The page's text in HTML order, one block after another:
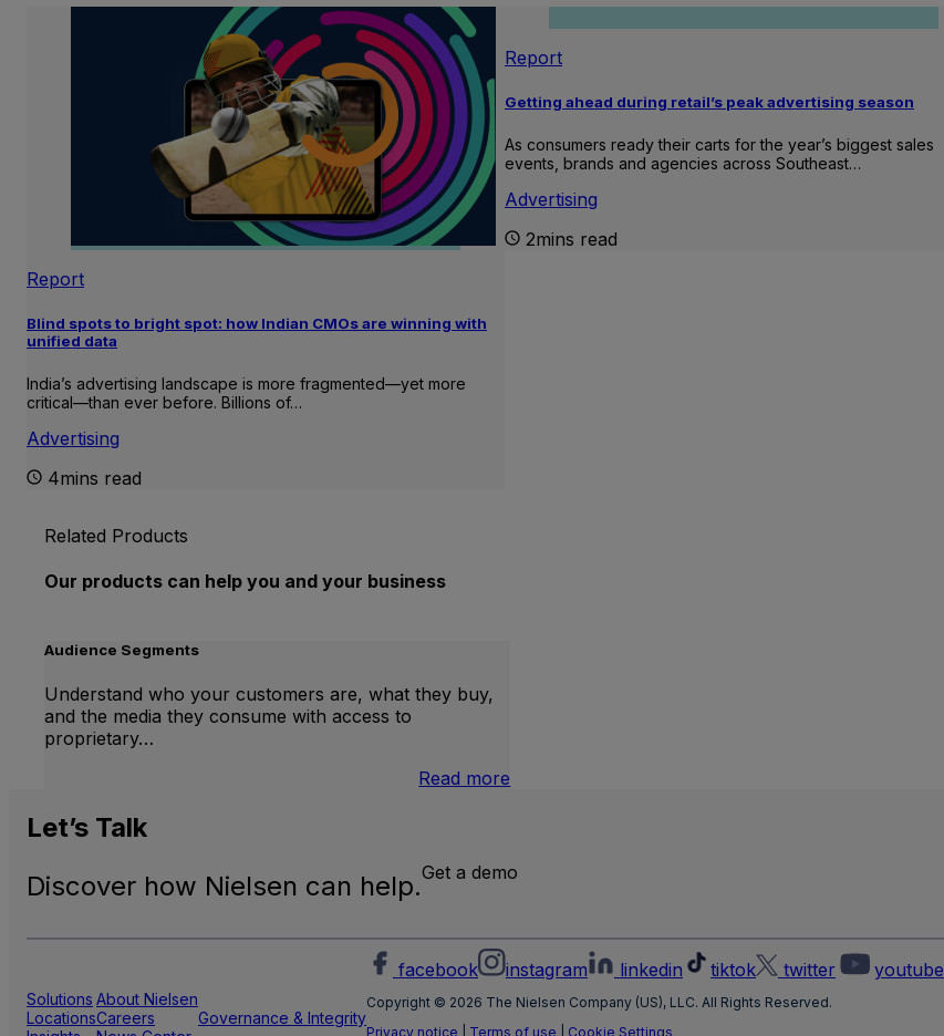
Report
Blind spots to bright spot: how Indian CMOs are winning with
unified data
India’s advertising landscape is more fragmented—yet more
critical—than ever before. Billions of…
Advertising
4mins read
Report
Getting ahead during retail’s peak advertising season
As consumers ready their carts for the year’s biggest sales
events, brands and agencies across Southeast…
Advertising
2mins read
Related Products
Our products can help you and your business
Audience Segments
Understand who your customers are, what they buy,
and the media they consume with access to
proprietary…
Read more
Let’s Talk
Discover how Nielsen can help.Get a demo
Solutions
Locations
About Nielsen
Careers
Governance & Integrity
facebook instagram linkedin tiktok twitter youtube
Copyright © 2026 The Nielsen Company (US), LLC. All Rights Reserved.
Privacy notice
Terms of use Cookie Settings